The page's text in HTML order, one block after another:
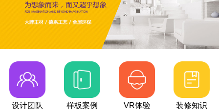
设计团队 样板案例 VR体验 装修知识